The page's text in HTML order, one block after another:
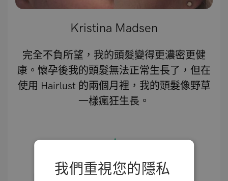
Kristina Madsen
完全不負所望，我的頭髮變得更濃密更健
康。懷孕後我的頭髮無法正常生長了，但在
使用 Hairlust 的兩個月裡，我的頭髮像野草
一樣瘋狂生長。
我們重視您的隱私